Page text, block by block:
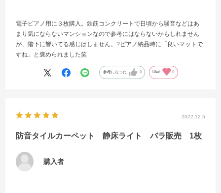
電子ピアノ用に３枚購入。鉄筋コンクリートで日頃から騒音などはあ
まり気にならないマンションなので参考にはならないかもしれません
が、階下に響いてる感じはしません。?ピアノ納品時に「良いマットで
すね」と褒められました笑
参考になった 0 Like! 0
2022.12.5
防音タイルカーペット 静床ライト バラ販売 1枚
購入者